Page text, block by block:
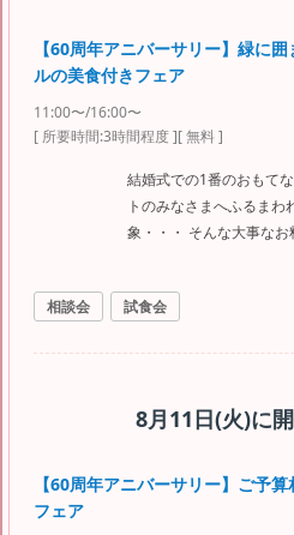
【60周年アニバーサリー】緑に
ルの美食付きフェア
11:00〜/16:00〜
[ 所要時間:3時間程度][ 無料 ]
結婚式での1番のおもて
トのみなさまへふるま
象・・・ そんな大事な
ける渾身の美味しいお
相談会 試食会
8月11日(火)に
【60周年アニバーサリー】ご予
フェア